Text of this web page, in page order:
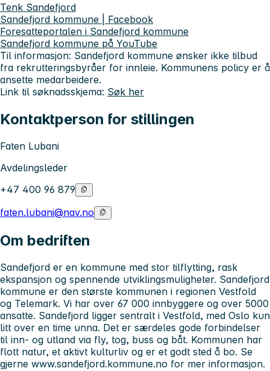
Tenk Sandefjord
Sandefjord kommune | Facebook
Foresatteportalen i Sandefjord kommune
Sandefjord kommune på YouTube
Til informasjon: Sandefjord kommune ønsker ikke tilbud
fra rekrutteringsbyråer for innleie. Kommunens policy er å
ansette medarbeidere.
Link til søknadsskjema: Søk her
Kontaktperson for stillingen
Faten Lubani
Avdelingsleder
+47 400 96 879
faten.lubani@nav.no
Om bedriften
Sandefjord er en kommune med stor tilflytting, rask
ekspansjon og spennende utviklingsmuligheter. Sandefjord
kommune er den største kommunen i regionen Vestfold
og Telemark. Vi har over 67 000 innbyggere og over 5000
ansatte. Sandefjord ligger sentralt i Vestfold, med Oslo kun
litt over en time unna. Det er særdeles gode forbindelser
til inn- og utland via fly, tog, buss og båt. Kommunen har
flott natur, et aktivt kulturliv og er et godt sted å bo. Se
gjerne www.sandefjord.kommune.no for mer informasjon.